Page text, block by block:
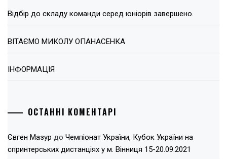
Відбір до складу команди серед юніорів завершено.
ВІТАЄМО МИКОЛУ ОПАНАСЕНКА
ІНФОРМАЦІЯ
ОСТАННІ КОМЕНТАРІ
Євген Мазур до Чемпіонат України, Кубок України на
спринтерських дистанціях у м. Вінниця 15-20.09.2021